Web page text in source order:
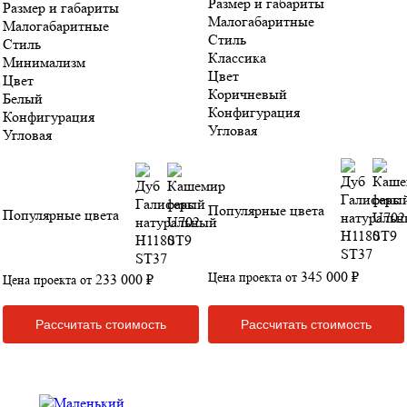
Размер и габариты
Малогабаритные
Стиль
Минимализм
Цвет
Белый
Конфигурация
Угловая
Популярные цвета
Цена проекта от 233 000 ₽
Рассчитать стоимость
Малогабаритные
Стиль
Классика
Цвет
Коричневый
Конфигурация
Угловая
Популярные цвета
Цена проекта от 345 000 ₽
Рассчитать стоимость